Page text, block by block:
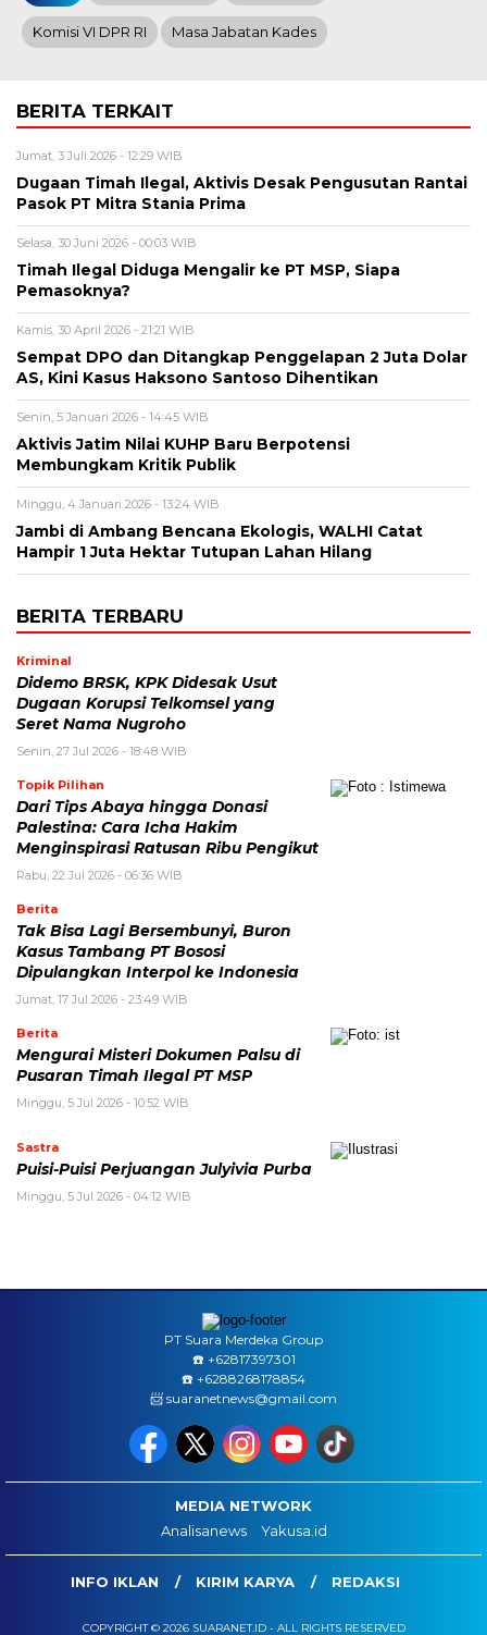
Komisi VI DPR RI Masa Jabatan Kades
BERITA TERKAIT
Jumat, 3 Juli 2026 - 12:29 WIB
Dugaan Timah Ilegal, Aktivis Desak Pengusutan Rantai
Pasok PT Mitra Stania Prima
Selasa, 30 Juni 2026 - 00:03 WIB
Timah Ilegal Diduga Mengalir ke PT MSP, Siapa
Pemasoknya?
Kamis, 30 April 2026 - 21:21 WIB
Sempat DPO dan Ditangkap Penggelapan 2 Juta Dolar
AS, Kini Kasus Haksono Santoso Dihentikan
Senin, 5 Januari 2026 - 14:45 WIB
Aktivis Jatim Nilai KUHP Baru Berpotensi
Membungkam Kritik Publik
Minggu, 4 Januari 2026 - 13:24 WIB
Jambi di Ambang Bencana Ekologis, WALHI Catat
Hampir 1 Juta Hektar Tutupan Lahan Hilang
BERITA TERBARU
Kriminal
Didemo BRSK, KPK Didesak Usut
Dugaan Korupsi Telkomsel yang
Seret Nama Nugroho
Senin, 27 Jul 2026 - 18:48 WIB
Topik Pilihan
Dari Tips Abaya hingga Donasi
Palestina: Cara Icha Hakim
Menginspirasi Ratusan Ribu Pengikut
Rabu, 22 Jul 2026 - 06:36 WIB
Berita
Tak Bisa Lagi Bersembunyi, Buron
Kasus Tambang PT Bososi
Dipulangkan Interpol ke Indonesia
Jumat, 17 Jul 2026 - 23:49 WIB
Berita
Mengurai Misteri Dokumen Palsu di
Pusaran Timah Ilegal PT MSP
Minggu, 5 Jul 2026 - 10:52 WIB
Sastra
Puisi-Puisi Perjuangan Julyivia Purba
Minggu, 5 Jul 2026 - 04:12 WIB
PT Suara Merdeka Group
☎️ ‪+62817397301
☎️ +6288268178854
📨 suaranetnews@gmail.com
MEDIA NETWORK
Analisanews
Yakusa.id
INFO IKLAN KIRIM KARYA REDAKSI
COPYRIGHT © 2026 SUARANET.ID - ALL RIGHTS RESERVED